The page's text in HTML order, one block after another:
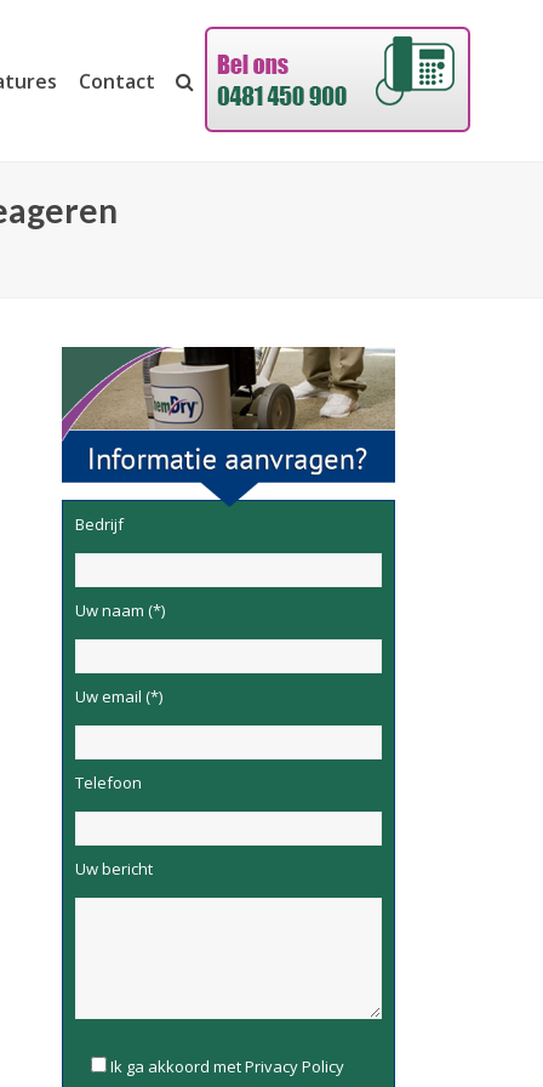
Contact
Bedrijf
Uw naam (*)
Uw email (*)
Telefoon
Uw bericht
leaveIk ga akkoord met Privacy Policy